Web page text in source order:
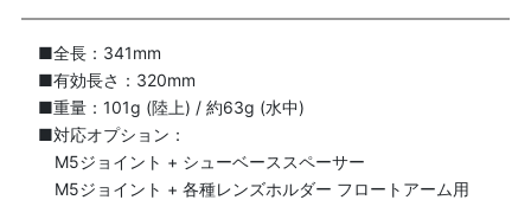
■全長：341mm
■有効長さ：320mm
■重量：101g (陸上) / 約63g (水中)
■対応オプション：
M5ジョイント + シューベーススペーサー
M5ジョイント + 各種レンズホルダー フロートアーム用